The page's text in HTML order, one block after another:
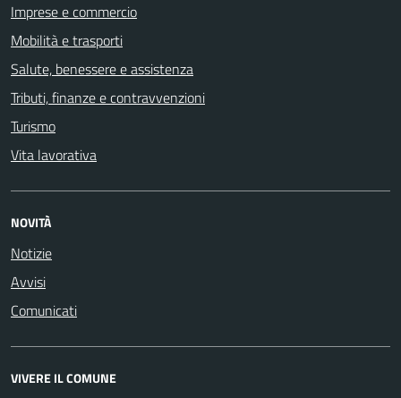
Imprese e commercio
Mobilità e trasporti
Salute, benessere e assistenza
Tributi, finanze e contravvenzioni
Turismo
Vita lavorativa
NOVITÀ
Notizie
Avvisi
Comunicati
VIVERE IL COMUNE